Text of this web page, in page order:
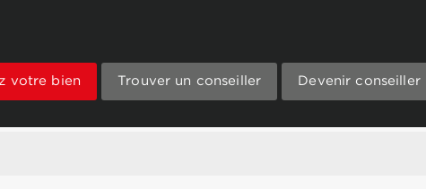
votre bien Trouver un conseiller Devenir conseiller